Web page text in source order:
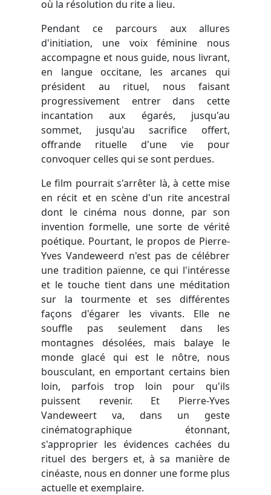
où la résolution du rite a lieu.
Pendant ce parcours aux allures
d'initiation, une voix féminine nous
accompagne et nous guide, nous livrant,
en langue occitane, les arcanes qui
président au rituel, nous faisant
progressivement entrer dans cette
incantation aux égarés, jusqu'au
sommet, jusqu'au sacrifice offert,
offrande rituelle d'une vie pour
convoquer celles qui se sont perdues.
Le film pourrait s'arrêter là, à cette mise
en récit et en scène d'un rite ancestral
dont le cinéma nous donne, par son
invention formelle, une sorte de vérité
poétique. Pourtant, le propos de Pierre-
Yves Vandeweerd n'est pas de célébrer
une tradition païenne, ce qui l'intéresse
et le touche tient dans une méditation
sur la tourmente et ses différentes
façons d'égarer les vivants. Elle ne
souffle pas seulement dans les
montagnes désolées, mais balaye le
monde glacé qui est le nôtre, nous
bousculant, en emportant certains bien
loin, parfois trop loin pour qu'ils
puissent revenir. Et Pierre-Yves
Vandeweert va, dans un geste
cinématographique étonnant,
s'approprier les évidences cachées du
rituel des bergers et, à sa manière de
cinéaste, nous en donner une forme plus
actuelle et exemplaire.